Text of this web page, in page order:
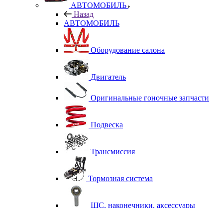
АВТОМОБИЛЬ
Назад
АВТОМОБИЛЬ
Оборудование салона
Двигатель
Оригинальные гоночные запчасти
Подвеска
Трансмиссия
Тормозная система
ШС, наконечники, аксессуары